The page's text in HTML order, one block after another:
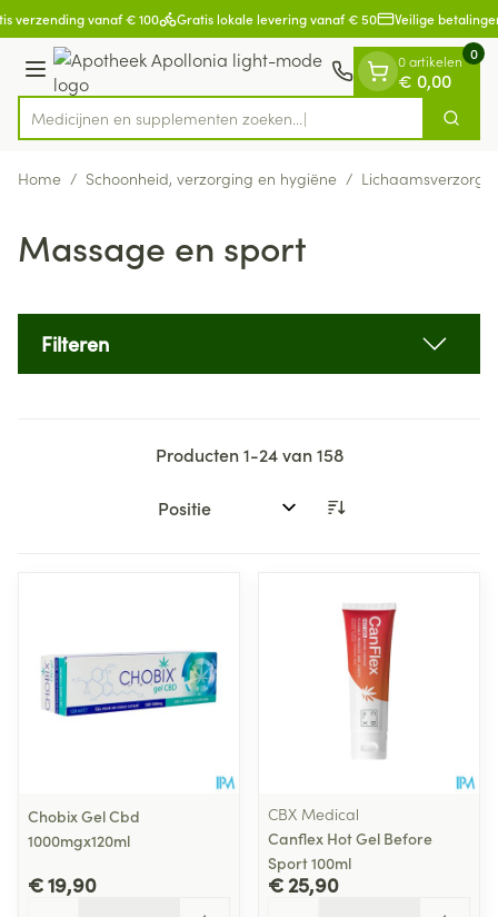
Ga naar de inhoud
1 van 1
verzending vanaf € 100 Gratis lokale levering vanaf € 50 Veilige betalingen
Menu
Product, merk, categorie...
Medicijnen en supplementen zoeken.. Zoek
0 artikelen
€ 0,00
0
Home / Schoonheid, verzorging en hygiëne /
Massage en sport
Filteren
Producten1-24van158
Sorteer op:
Chobix Gel Cbd
1000mgx120ml
€ 19,90
CBX Medical
Canflex Hot Gel Before
Sport 100ml
€ 25,90